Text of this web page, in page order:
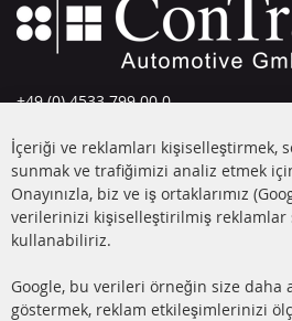
+49 (0) 4533 799 00 0
info@contra-automotive.de
facebook
instagram
HIZLI LİNKLER
(DPF)
İçeriği ve reklamları kişiselleştirmek,
sunmak ve trafiğimizi analiz etmek
Onayınızla, biz ve iş ortaklarımız
verilerinizi kişiselleştirilmiş reklamlar
kullanabiliriz.
Google, bu verileri örneğin size daha
göstermek, reklam etkileşimlerinizi